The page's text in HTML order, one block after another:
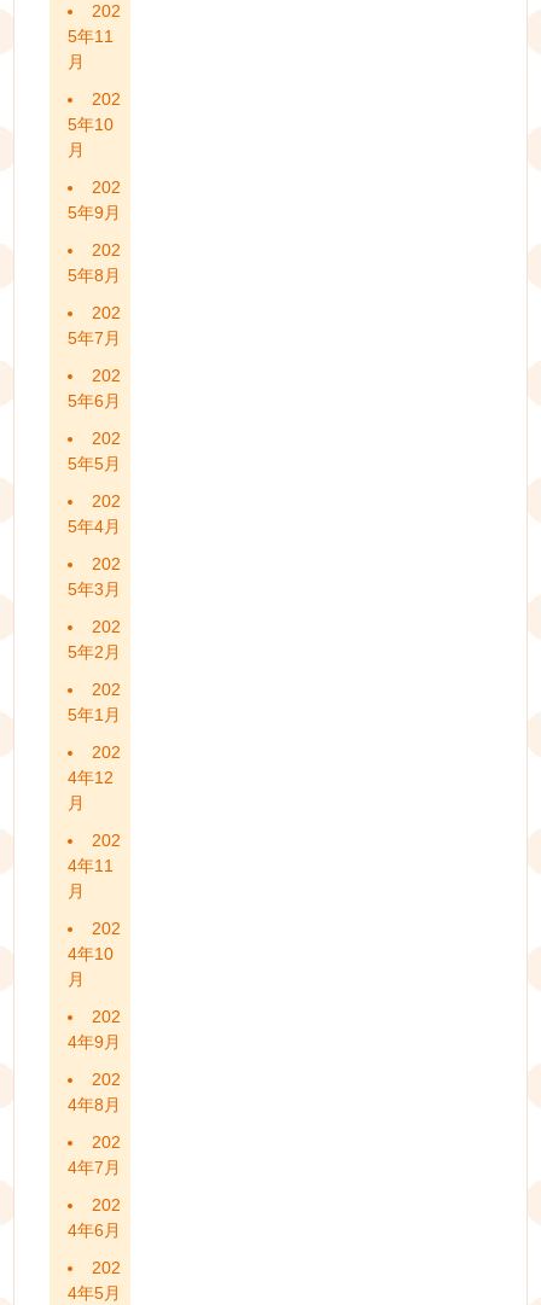
202
5年11
月
202
5年10
月
202
5年9月
202
5年8月
202
5年7月
202
5年6月
202
5年5月
202
5年4月
202
5年3月
202
5年2月
202
5年1月
202
4年12
月
202
4年11
月
202
4年10
月
202
4年9月
202
4年8月
202
4年7月
202
4年6月
202
4年5月